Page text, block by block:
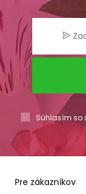
Súhlasím
Pre zákazníkov